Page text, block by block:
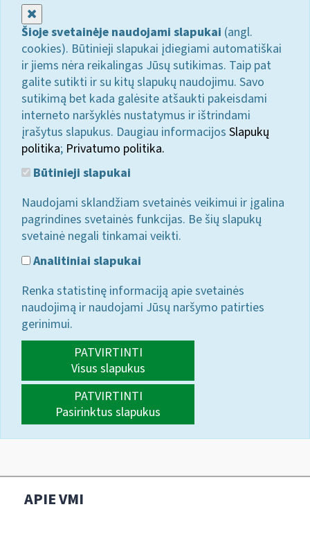
Šioje svetainėje naudojami slapukai (angl.
cookies). Būtinieji slapukai įdiegiami automatiškai
ir jiems nėra reikalingas Jūsų sutikimas. Taip pat
galite sutikti ir su kitų slapukų naudojimu. Savo
sutikimą bet kada galėsite atšaukti pakeisdami
interneto naršyklės nustatymus ir ištrindami
įrašytus slapukus. Daugiau informacijos Slapukų
politika; Privatumo politika.
Būtinieji slapukai
Naudojami sklandžiam svetainės veikimui ir įgalina
pagrindines svetainės funkcijas. Be šių slapukų
svetainė negali tinkamai veikti.
Analitiniai slapukai
Renka statistinę informaciją apie svetainės
naudojimą ir naudojami Jūsų naršymo patirties
gerinimui.
PATVIRTINTI
Visus slapukus
PATVIRTINTI
Pasirinktus slapukus
APIE VMI